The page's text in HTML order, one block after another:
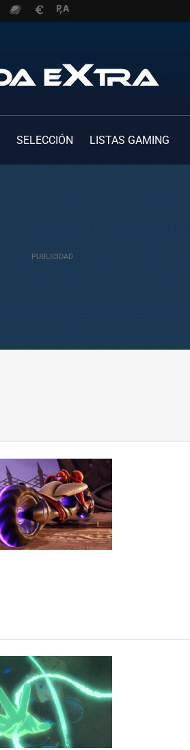
SELECCIÓN LISTAS GAMING